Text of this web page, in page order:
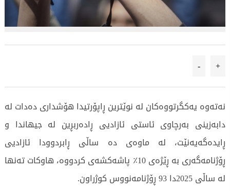
+
-
نەتەوە یەکگرتووەکان لە نوێترین ڕاپۆرتیدا هۆشداری دەدات لە
دابەزینی بەرچاوی ئاستی ئازادیی ڕادەربڕین لە جیهاندا و
ڕایدەگەیەنێت، لە ماوەی دە ساڵی ڕابردوودا ئازادیی
ڕۆژنامەگەری بە ڕێژەی 10٪ پاشەکشەی کردووە، هاوکات تەنها
لە ساڵی 2025دا 93 ڕۆژنامەنووس کوژراون.